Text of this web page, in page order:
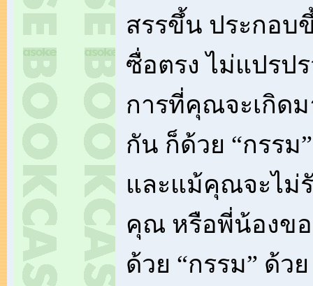
สรรขึ้น ประกอบ
ซื่อตรง ไม่แปรป
การที่คุณจะเกิด
กัน ก็ด้วย “กรรม
และแม้คุณจะไม่
คุณ หรือพี่น้องข
ด้วย “กรรม” ด้ว